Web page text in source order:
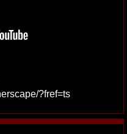
?fref=ts